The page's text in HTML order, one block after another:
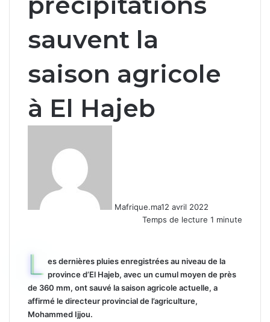
sauvent la
saison agricole
à El Hajeb
Mafrique.ma12 avril 2022
Temps de lecture 1 minute
L es dernières pluies enregistrées au niveau de la
province d’El Hajeb, avec un cumul moyen de près
de 360 mm, ont sauvé la saison agricole actuelle, a
affirmé le directeur provincial de l’agriculture,
Mohammed Ijjou.